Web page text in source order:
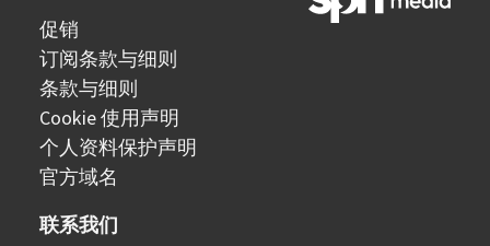
促销
订阅条款与细则
条款与细则
Cookie 使用声明
个人资料保护声明
官方域名
联系我们